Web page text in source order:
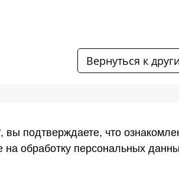
Вернуться к
подтверждаете, что
на обработку персональных